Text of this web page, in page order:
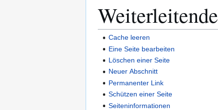
Cache leeren
Eine Seite bearbeiten
Löschen einer Seite
Neuer Abschnitt
Permanenter Link
Schützen einer Seite
Seiteninformationen